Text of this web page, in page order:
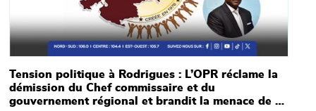
Tension politique à Rodrigues : L’OPR réclame la
démission du Chef commissaire et du
gouvernement régional et brandit la menace de sa